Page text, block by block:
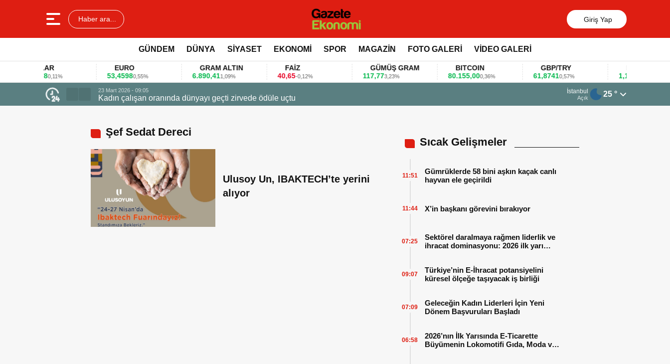
Haber ara... Giriş Yap
GÜNDEM DÜNYA SİYASET EKONOMİ SPOR MAGAZİN FOTO GALERİ VİDEO GALERİ
53,45980,55%
GRAM ALTIN
6.890,411,09% -0,12%
GÜMÜŞ GRAM
117,773,23%
BITCOIN
80.155,000,36%
GBP/TRY
61,87410,57%
1,17810,47%
Firmalar gıda fuarlarını bu anket ile değerlendirdi
13 Mart 2026 - 06:55
Huawei KOBİ’ler
İstanbul
Açık 25 °
Şef Sedat Dereci
Ulusoy Un, IBAKTECH’te yerini
alıyor
Sıcak Gelişmeler
Gümrüklerde 58 bini aşkın kaçak canlı
hayvan ele geçirildi
11:51
X’in başkanı görevini bırakıyor
11:44
Sektörel daralmaya rağmen liderlik ve
ihracat dominasyonu: 2026 ilk yarı
07:25
Türkiye’nin E-İhracat potansiyelini
küresel ölçeğe taşıyacak iş birliği
09:07
Geleceğin Kadın Liderleri İçin Yeni
Dönem Başvuruları Başladı
07:09
2026’nın İlk Yarısında E-Ticarette
Büyümenin Lokomotifi Gıda, Moda ve
06:58